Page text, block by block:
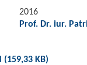
2016
Prof. Dr. iur.
KB)